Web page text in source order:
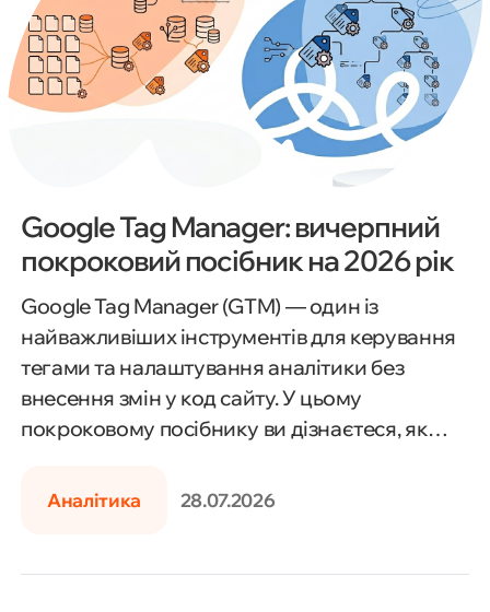
Аналітика 28.07.2026
Google Tag Manager: вичерпний
покроковий посібник на 2026 рік
Google Tag Manager (GTM) — один із
найважливіших інструментів для керування
тегами та налаштування аналітики без
внесення змін у код сайту. У цьому
покроковому посібнику ви дізнаєтеся, як
контейнер, налаштувати теги, тригери та
відстежувати події, конверсії й перевіряти